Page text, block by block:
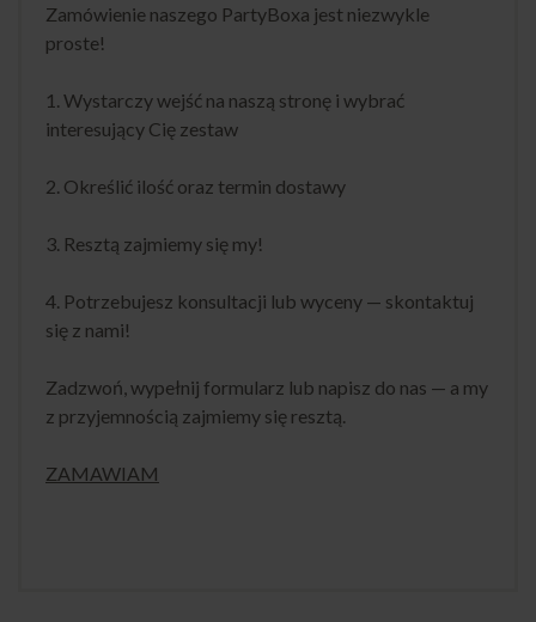
Zamówienie naszego PartyBoxa jest niezwykle
proste!
1. Wystarczy wejść na naszą stronę i wybrać
interesujący Cię zestaw
2. Określić ilość oraz termin dostawy
3. Resztą zajmiemy się my!
4. Potrzebujesz konsultacji lub wyceny — skontaktuj
się z nami!
Zadzwoń, wypełnij formularz lub napisz do nas — a my
z przyjemnością zajmiemy się resztą.
ZAMAWIAM